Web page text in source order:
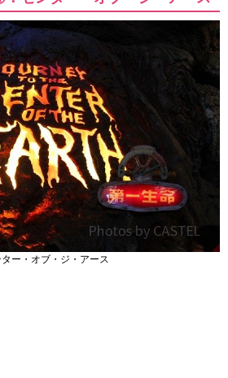
ー・オブ・ジ・アース